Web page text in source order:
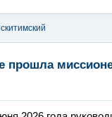
прошла